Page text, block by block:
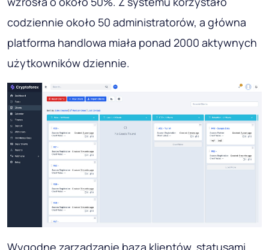
codziennie około 50 administratorów, a główna
platforma handlowa miała ponad 2000 aktywnych
użytkowników dziennie.